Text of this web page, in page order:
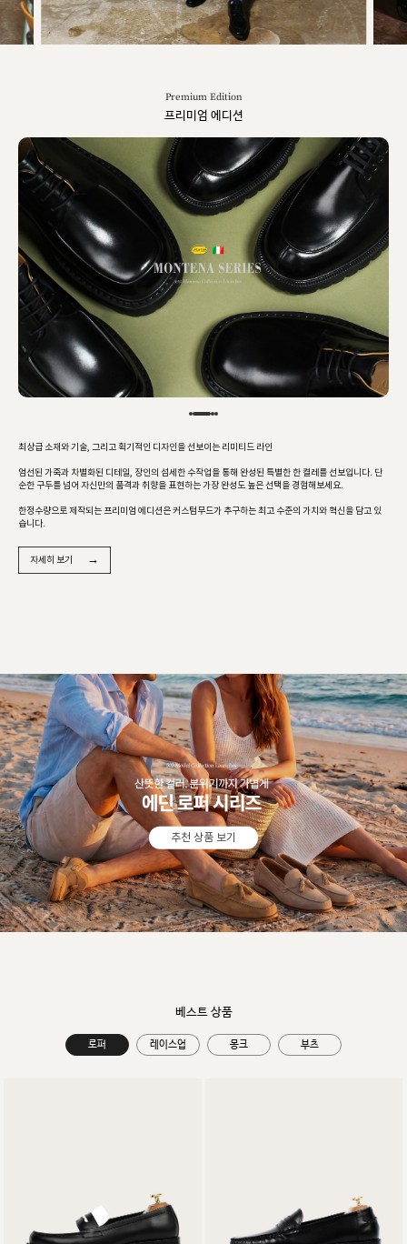
Premium Edition
프리미엄 에디션
최상급 소재와 기술, 그리고 획기적인 디자인을 선보이는 리미티드 라인
엄선된 가죽과 차별화된 디테일, 장인의 섬세한 수작업을 통해 완성된 특별한 한 켤레를 선보입니다. 단
순한 구두를 넘어 자신만의 품격과 취향을 표현하는 가장 완성도 높은 선택을 경험해보세요.
한정수량으로 제작되는 프리미엄 에디션은 커스텀무드가 추구하는 최고 수준의 가치와 혁신을 담고 있
습니다.
자세히 보기 →
추천 상품 보기
베스트 상품
로퍼 레이스업 몽크 부츠